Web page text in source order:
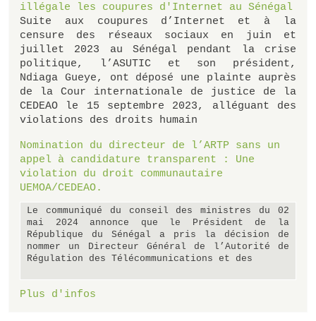
illégale les coupures d'Internet au Sénégal
Suite aux coupures d’Internet et à la
censure des réseaux sociaux en juin et
juillet 2023 au Sénégal pendant la crise
politique, l’ASUTIC et son président,
Ndiaga Gueye, ont déposé une plainte auprès
de la Cour internationale de justice de la
CEDEAO le 15 septembre 2023, alléguant des
violations des droits humain
Nomination du directeur de l’ARTP sans un
appel à candidature transparent : Une
violation du droit communautaire
UEMOA/CEDEAO.
Le communiqué du conseil des ministres du 02
mai 2024 annonce que le Président de la
République du Sénégal a pris la décision de
nommer un Directeur Général de l’Autorité de
Régulation des Télécommunications et des
Plus d'infos